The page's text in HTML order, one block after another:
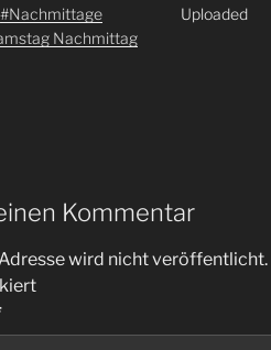
#Nachmittage
Nachmittag
Uploaded
Kommentar
wird nicht veröffentlicht.